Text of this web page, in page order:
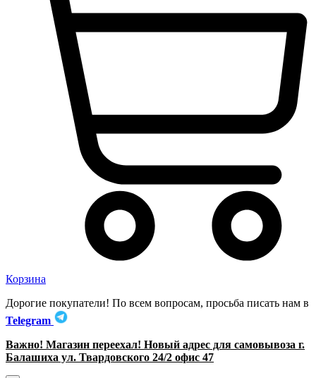
Корзина
Дорогие покупатели! По всем вопросам, просьба писать нам в
Telegram
Важно! Магазин переехал! Новый адрес для самовывоза г.
Балашиха ул. Твардовского 24/2 офис 47